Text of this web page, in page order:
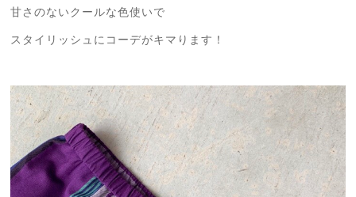
甘さのないクールな色使いで
スタイリッシュにコーデがキマります！